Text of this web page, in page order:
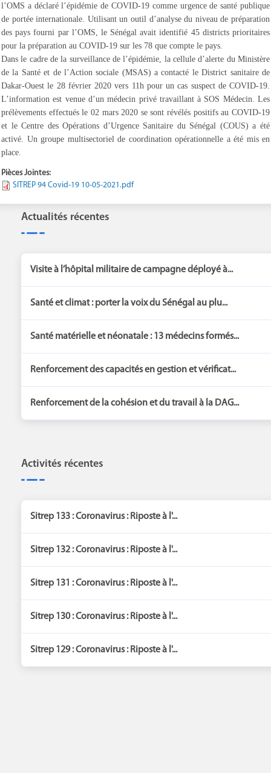
l’OMS a déclaré l’épidémie de COVID-19 comme urgence de santé publique
de portée internationale. Utilisant un outil d’analyse du niveau de préparation
des pays fourni par l’OMS, le Sénégal avait identifié 45 districts prioritaires
pour la préparation au COVID-19 sur les 78 que compte le pays.
Dans le cadre de la surveillance de l’épidémie, la cellule d’alerte du Ministère
de la Santé et de l’Action sociale (MSAS) a contacté le District sanitaire de
Dakar-Ouest le 28 février 2020 vers 11h pour un cas suspect de COVID-19.
L’information est venue d’un médecin privé travaillant à SOS Médecin. Les
prélèvements effectués le 02 mars 2020 se sont révélés positifs au COVID-19
et le Centre des Opérations d’Urgence Sanitaire du Sénégal (COUS) a été
activé. Un groupe multisectoriel de coordination opérationnelle a été mis en
place.
Pièces Jointes:
SITREP 94 Covid-19 10-05-2021.pdf
Actualités récentes
Visite à l’hôpital militaire de campagne déployé à...
Santé et climat : porter la voix du Sénégal au plu...
Santé matérielle et néonatale : 13 médecins formés...
Renforcement des capacités en gestion et vérificat...
Renforcement de la cohésion et du travail à la DAG...
Activités récentes
Sitrep 133 : Coronavirus : Riposte à l'...
Sitrep 132 : Coronavirus : Riposte à l'...
Sitrep 131 : Coronavirus : Riposte à l'...
Sitrep 130 : Coronavirus : Riposte à l'...
Sitrep 129 : Coronavirus : Riposte à l'...